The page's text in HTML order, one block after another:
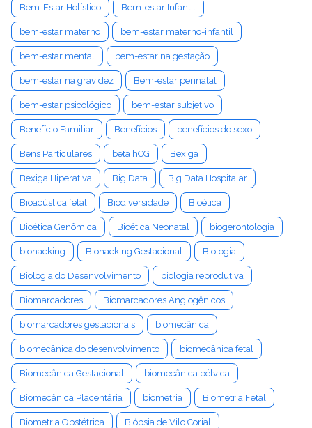
Bem-Estar Holístico Bem-estar Infantil
bem-estar materno bem-estar materno-infantil
bem-estar mental bem-estar na gestação
bem-estar na gravidez Bem-estar perinatal
bem-estar psicológico bem-estar subjetivo
Benefício Familiar Benefícios benefícios do sexo
Bens Particulares beta hCG Bexiga
Bexiga Hiperativa Big Data Big Data Hospitalar
Bioacústica fetal Biodiversidade Bioética
Bioética Genômica Bioética Neonatal biogerontologia
biohacking Biohacking Gestacional Biologia
Biologia do Desenvolvimento biologia reprodutiva
Biomarcadores Biomarcadores Angiogênicos
biomarcadores gestacionais biomecânica
biomecânica do desenvolvimento biomecânica fetal
Biomecânica Gestacional biomecânica pélvica
Biomecânica Placentária biometria Biometria Fetal
Biometria Obstétrica Biópsia de Vilo Corial